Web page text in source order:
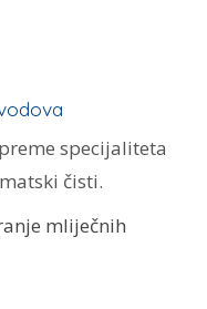
specijaliteta
čisti.
mliječnih